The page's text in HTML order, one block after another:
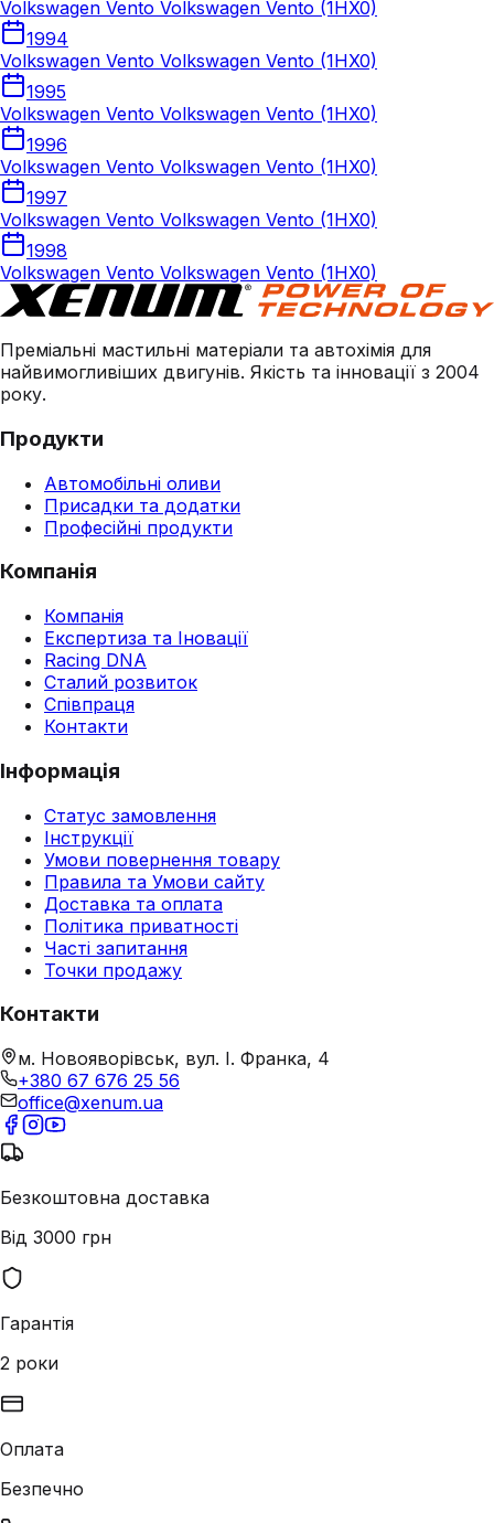
Volkswagen Vento Volkswagen Vento (1HX0)
1994
Volkswagen Vento Volkswagen Vento (1HX0)
1995
Volkswagen Vento Volkswagen Vento (1HX0)
1996
Volkswagen Vento Volkswagen Vento (1HX0)
1997
Volkswagen Vento Volkswagen Vento (1HX0)
1998
Volkswagen Vento Volkswagen Vento (1HX0)
Преміальні мастильні матеріали та автохімія для
найвимогливіших двигунів. Якість та інновації з 2004
року.
Продукти
Автомобільні оливи
Присадки та додатки
Професійні продукти
Компанія
Компанія
Експертиза та Іновації
Racing DNA
Сталий розвиток
Співпраця
Контакти
Інформація
Статус замовлення
Інструкції
Умови повернення товару
Правила та Умови сайту
Доставка та оплата
Політика приватності
Часті запитання
Точки продажу
Контакти
м. Новояворівськ, вул. І. Франка, 4
+380 67 676 25 56
office@xenum.ua
Безкоштовна доставка
Від 3000 грн
Гарантія
2 роки
Оплата
Безпечно